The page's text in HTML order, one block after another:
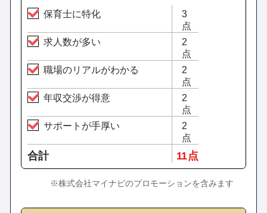
保育士に特化
3
点
求人数が多い
2
点
職場のリアルがわかる
2
点
年収交渉が得意
2
点
サポートが手厚い
2
点
合計 11 点
※株式会社マイナビのプロモーションを含みます